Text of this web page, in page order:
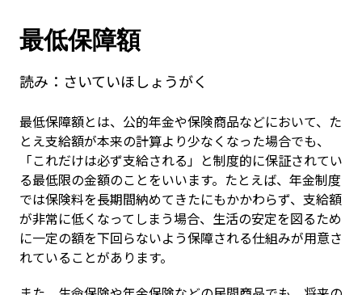
最低保障額
読み： さいていほしょうがく
最低保障額とは、公的年金や保険商品などにおいて、た
とえ支給額が本来の計算より少なくなった場合でも、
「これだけは必ず支給される」と制度的に保証されてい
る最低限の金額のことをいいます。たとえば、年金制度
では保険料を長期間納めてきたにもかかわらず、支給額
が非常に低くなってしまう場合、生活の安定を図るため
に一定の額を下回らないよう保障される仕組みが用意さ
れていることがあります。